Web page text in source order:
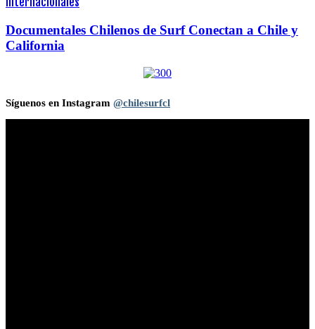
Documentales Chilenos de Surf Conectan a Chile y
California
Síguenos en Instagram @chilesurfcl